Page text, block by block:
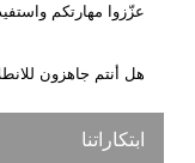
عزّزوا مهارتكم
هل أنتم جاهزون
ابتكاراتنا